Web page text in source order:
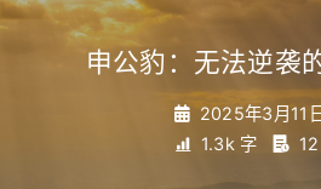
申公豹：无法逆袭
2025年3月11
1.3k 字